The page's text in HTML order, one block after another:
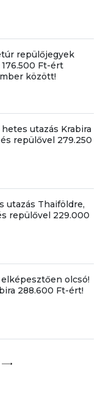
repülőjegyek
Ft-ért
között!
utazás Krabira
repülővel 279.250
utazás Thaiföldre,
repülővel 229.000
olcsó!
288.600 Ft-ért!